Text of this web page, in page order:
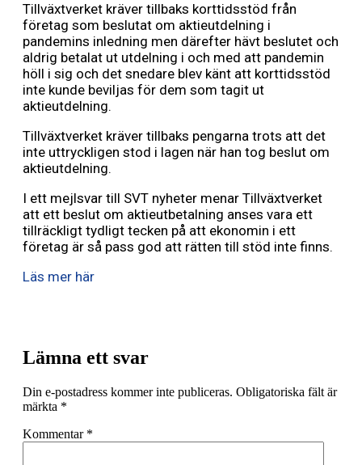
Tillväxtverket kräver tillbaks korttidsstöd från
företag som beslutat om aktieutdelning i
pandemins inledning men därefter hävt beslutet och
aldrig betalat ut utdelning i och med att pandemin
höll i sig och det snedare blev känt att korttidsstöd
inte kunde beviljas för dem som tagit ut
aktieutdelning.
Tillväxtverket kräver tillbaks pengarna trots att det
inte uttryckligen stod i lagen när han tog beslut om
aktieutdelning.
I ett mejlsvar till SVT nyheter menar Tillväxtverket
att ett beslut om aktieutbetalning anses vara ett
tillräckligt tydligt tecken på att ekonomin i ett
företag är så pass god att rätten till stöd inte finns.
Läs mer här
Lämna ett svar
Din e-postadress kommer inte publiceras. Obligatoriska fält är
märkta *
Kommentar *